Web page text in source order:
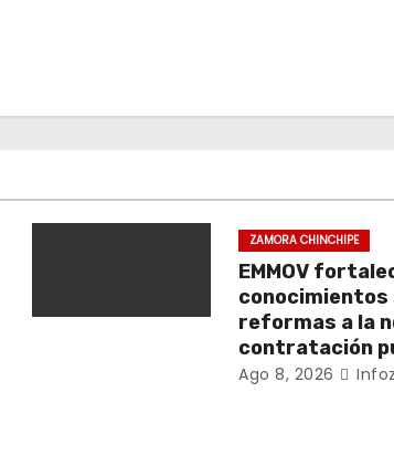
ZAMORA CHINCHIPE
EMMOV
conocimientos
reformas a la
contratación
Ago 8, 2026